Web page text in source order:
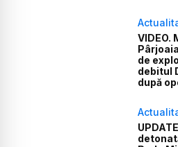
VIDEO.
de
debitul
după